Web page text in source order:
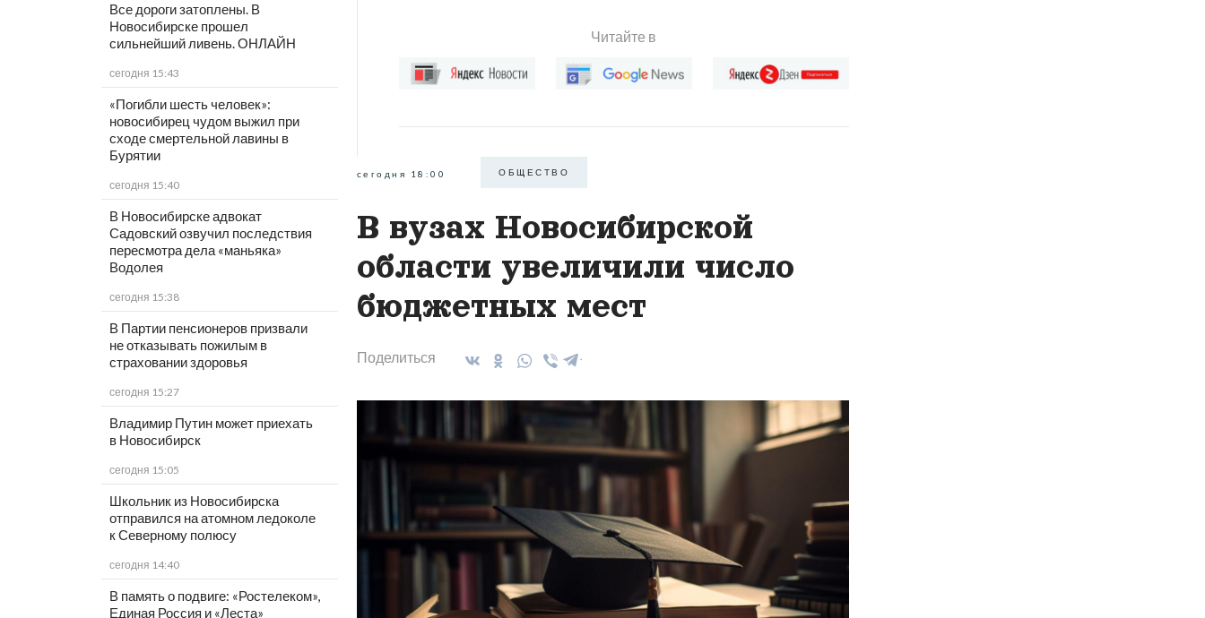
Все дороги затоплены. В
Новосибирске прошел
сильнейший ливень. ОНЛАЙН
сегодня 15:43
«Погибли шесть человек»:
новосибирец чудом выжил при
сходе смертельной лавины в
Бурятии
сегодня 15:40
В Новосибирске адвокат
Садовский озвучил последствия
пересмотра дела «маньяка»
Водолея
сегодня 15:38
В Партии пенсионеров призвали
не отказывать пожилым в
страховании здоровья
сегодня 15:27
Владимир Путин может приехать
в Новосибирск
сегодня 15:05
Школьник из Новосибирска
отправился на атомном ледоколе
к Северному полюсу
сегодня 14:40
В память о подвиге: «Ростелеком»,
Единая Россия и «Леста»
Читайте в
сегодня 18:00 ОБЩЕСТВО
В вузах Новосибирской
области увеличили число
бюджетных мест
Поделиться